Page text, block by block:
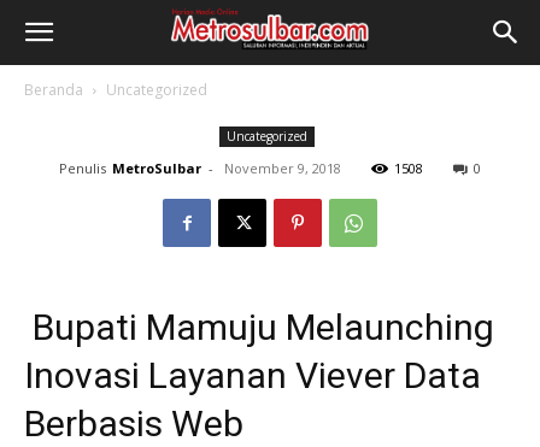
Beranda Uncategorized
Uncategorized
Penulis MetroSulbar - November 9, 2018 1508 0
Bupati Mamuju Melaunching
Inovasi Layanan Viever Data
Berbasis Web